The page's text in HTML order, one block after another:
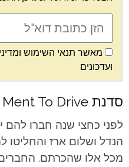
מאשר תנאי השימוש
ועדכונים
סדנת Ment To Drive
לפני כחצי שנה חברו להם
הנדל ושלום ארז והחליטו
מכל אלו שהכרתם.